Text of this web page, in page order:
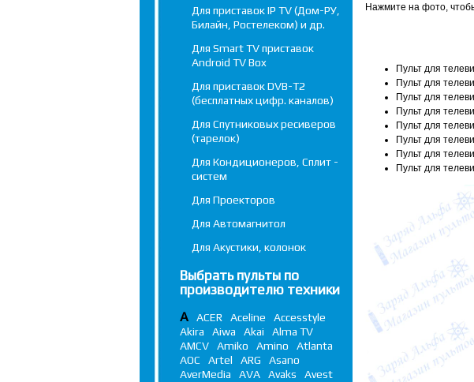
Нажмите на фото,
Пульт для
Пульт для
Пульт для
Пульт для
Пульт для
Пульт для
Пульт для
Пульт для
Для приставок IP TV (Дом-РУ,
Билайн, Ростелеком) и др.
Для Smart TV приставок
Android TV Box
Для приставок DVB-T2
(бесплатных цифр. каналов)
Для Спутниковых ресиверов
(тарелок)
Для Кондиционеров, Сплит -
систем
Для Проекторов
Для Автомагнитол
Для Акустики, колонок
Выбрать пульты по
производителю техники
A ACER Aceline
Accesstyle
Akira
Aiwa Akai
Alma TV
AMCV
Amiko Amino
Atlanta
AOC
Artel ARG
Asano
AverMedia
AVA Avaks Avest